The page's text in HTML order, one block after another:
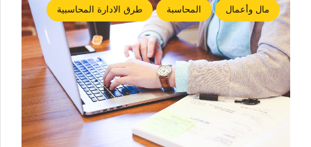
مال وأعمال المحاسبة طرق الادارة المحاسبية